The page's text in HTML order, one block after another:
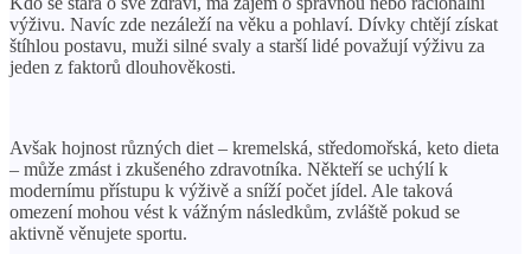
výživu. Navíc zde nezáleží na věku a pohlaví. Dívky chtějí získat
štíhlou postavu, muži silné svaly a starší lidé považují výživu za
jeden z faktorů dlouhověkosti.
Avšak hojnost různých diet – kremelská, středomořská, keto dieta
– může zmást i zkušeného zdravotníka. Někteří se uchýlí k
modernímu přístupu k výživě a sníží počet jídel. Ale taková
omezení mohou vést k vážným následkům, zvláště pokud se
aktivně věnujete sportu.